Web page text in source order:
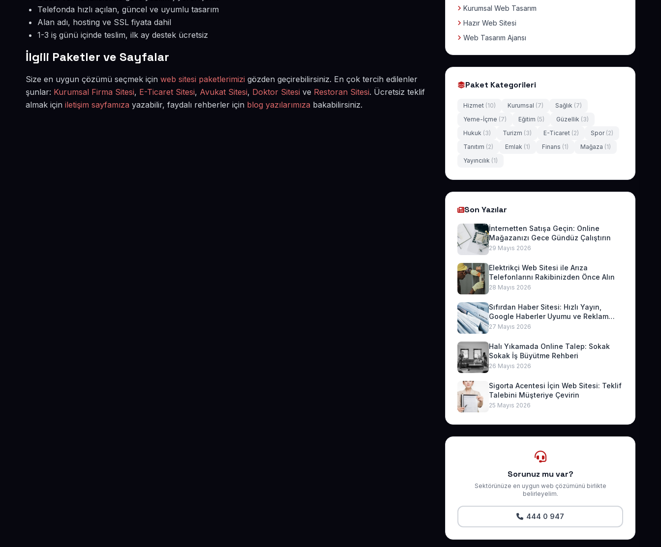
Telefonda hızlı açılan, güncel ve uyumlu tasarım
Alan adı, hosting ve SSL fiyata dahil
1-3 iş günü içinde teslim, ilk ay destek ücretsiz
İlgili Paketler ve Sayfalar
Size en uygun çözümü seçmek için web sitesi paketlerimizi gözden geçirebilirsiniz. En çok tercih edilenler
şunlar: Kurumsal Firma Sitesi, E-Ticaret Sitesi, Avukat Sitesi, Doktor Sitesi ve Restoran Sitesi. Ücretsiz teklif
almak için iletişim sayfamıza yazabilir, faydalı rehberler için blog yazılarımıza bakabilirsiniz.
Kurumsal Web Tasarım
Hazır Web Sitesi
Web Tasarım Ajansı
Paket Kategorileri
Hizmet (10) Kurumsal (7) Sağlık (7)
Yeme-İçme (7) Eğitim (5) Güzellik (3)
Hukuk (3) Turizm (3) E-Ticaret (2) Spor (2)
Tanıtım (2) Emlak (1) Finans (1) Mağaza (1)
Yayıncılık (1)
Son Yazılar
İnternetten Satışa Geçin: Online
Mağazanızı Gece Gündüz Çalıştırın
29 Mayıs 2026
Elektrikçi Web Sitesi ile Arıza
Telefonlarını Rakibinizden Önce Alın
28 Mayıs 2026
Sıfırdan Haber Sitesi: Hızlı Yayın,
Google Haberler Uyumu ve Reklam
Geliri
27 Mayıs 2026
Halı Yıkamada Online Talep: Sokak
Sokak İş Büyütme Rehberi
26 Mayıs 2026
Sigorta Acentesi İçin Web Sitesi: Teklif
Talebini Müşteriye Çevirin
25 Mayıs 2026
Sorunuz mu var?
Sektörünüze en uygun web çözümünü birlikte
belirleyelim.
444 0 947